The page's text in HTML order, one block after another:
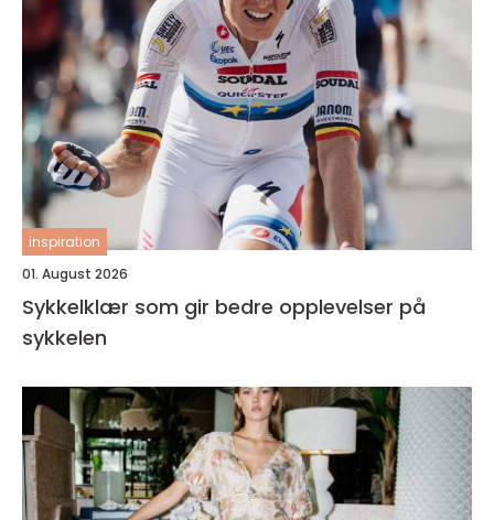
inspiration
01. August 2026
Sykkelklær som gir bedre opplevelser på
sykkelen